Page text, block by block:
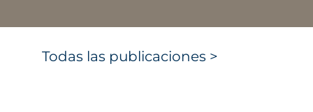
Todas las publicaciones >